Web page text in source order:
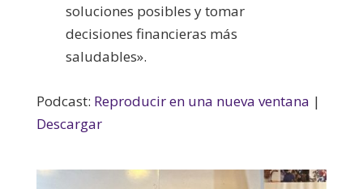
soluciones posibles y tomar
decisiones financieras más
saludables».
Podcast: Reproducir en una nueva ventana |
Descargar